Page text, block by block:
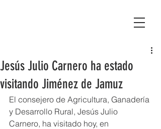
Jesús Julio Carnero ha estado
visitando Jiménez de Jamuz
El consejero de Agricultura, Ganadería
y Desarrollo Rural, Jesús Julio
Carnero, ha visitado hoy, en